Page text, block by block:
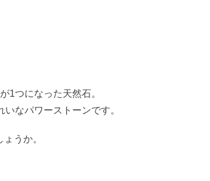
1つになった天然石。
なパワーストーンです。
うか。